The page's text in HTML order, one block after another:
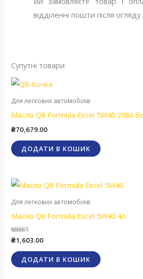
відділенні пошти після
Супутні товари
Для легкових автомобілів
Масло Q8 Formula Excel 5W40 208л
₴70,679.00
ДОДАТИ В КОШИК
Для легкових автомобілів
Масло Q8 Formula Excel 5W40 4л
Оцінено в
4.95
з 5
₴1,603.00
ДОДАТИ В КОШИК